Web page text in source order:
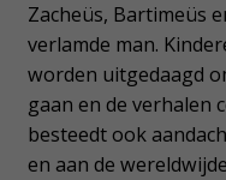
Zacheüs, Bartimeüs
verlamde man.
worden uitgedaagd
gaan en de verhalen
besteedt ook
en aan de